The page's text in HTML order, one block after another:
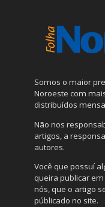
Somos o maior
Noroeste com
distribuídos
Não nos
artigos, a
autores.
Você que possuí
queira publicar
nós, que o artigo
públicado no site.